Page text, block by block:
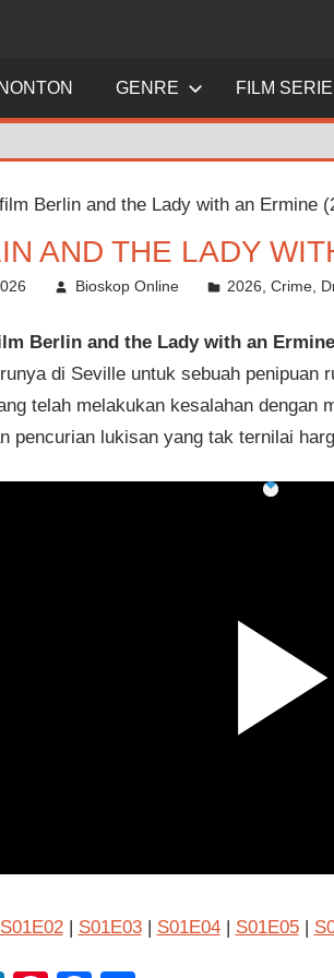
GENRE FILM
AND THE LADY
Bioskop Online 2026 ,Crime
Berlin and the Lady with an
di Seville untuk sebuah penipuan
telah melakukan kesalahan dengan
pencurian lukisan yang tak ternilai
S01E02| S01E03| S01E04| S01E05|